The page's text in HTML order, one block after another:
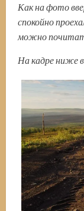
Как на фото
спокойно
можно
На кадре ниже